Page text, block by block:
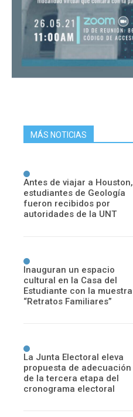
MÁS NOTICIAS
Antes de viajar a Houston,
estudiantes de Geología
fueron recibidos por
autoridades de la UNT
Inauguran un espacio
cultural en la Casa del
Estudiante con la muestra
“Retratos Familiares”
La Junta Electoral eleva
propuesta de adecuación
de la tercera etapa del
cronograma electoral